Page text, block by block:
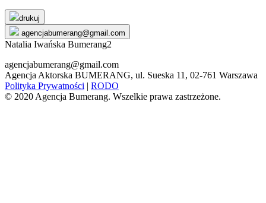
Skip
to
content
drukuj
agencjabumerang@gmail.com
Natalia Iwańska Bumerang2
agencjabumerang@gmail.com
Agencja Aktorska BUMERANG, ul. Sueska 11, 02-761 Warszawa
Polityka Prywatności | RODO
© 2020 Agencja Bumerang. Wszelkie prawa zastrzeżone.